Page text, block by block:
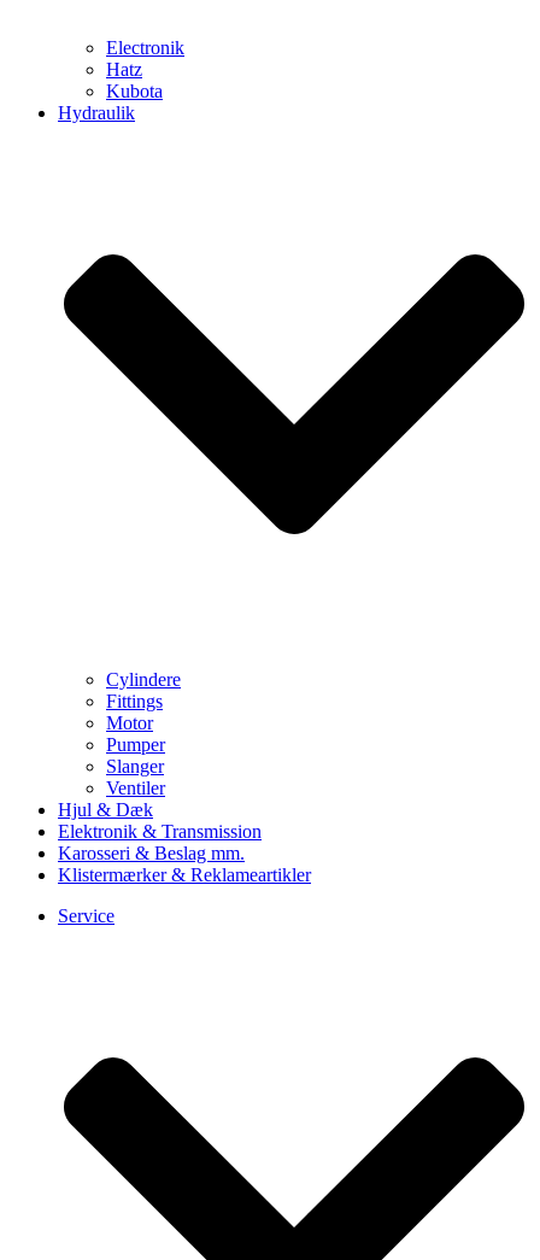
Electronik
Hatz
Kubota
Hydraulik
Cylindere
Fittings
Motor
Pumper
Slanger
Ventiler
Hjul & Dæk
Elektronik & Transmission
Karosseri & Beslag mm.
Klistermærker & Reklameartikler
Service